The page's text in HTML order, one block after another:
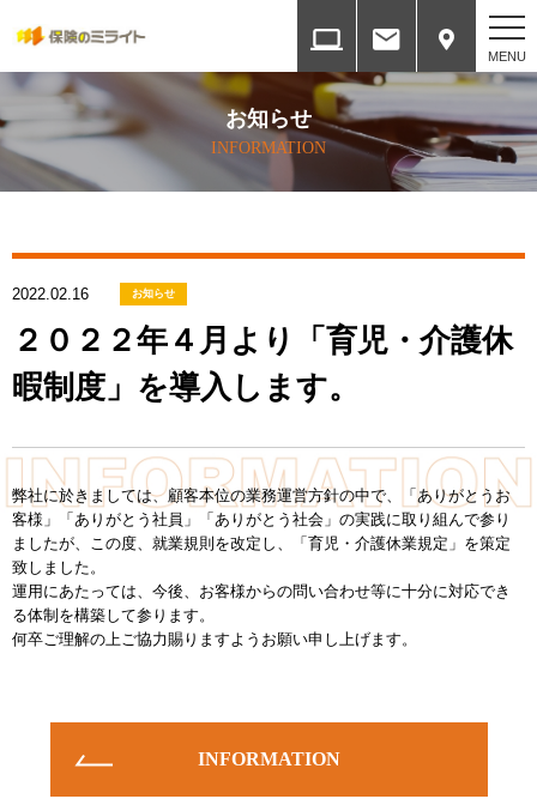
ホーム
HOME
取扱保険会社と権限
提携ネットワーク
ALLIANCE NETWORK
INFORMATION
お知らせ
INFORMATION
2022.02.16 お知らせ
２０２２年４月より「育児・介護休
暇制度」を導入します。
弊社に於きましては、顧客本位の業務運営方針の中で、「ありがとうお
客様」「ありがとう社員」「ありがとう社会」の実践に取り組んで参り
ましたが、この度、就業規則を改定し、「育児・介護休業規定」を策定
致しました。
運用にあたっては、今後、お客様からの問い合わせ等に十分に対応でき
る体制を構築して参ります。
何卒ご理解の上ご協力賜りますようお願い申し上げます。
INFORMATION